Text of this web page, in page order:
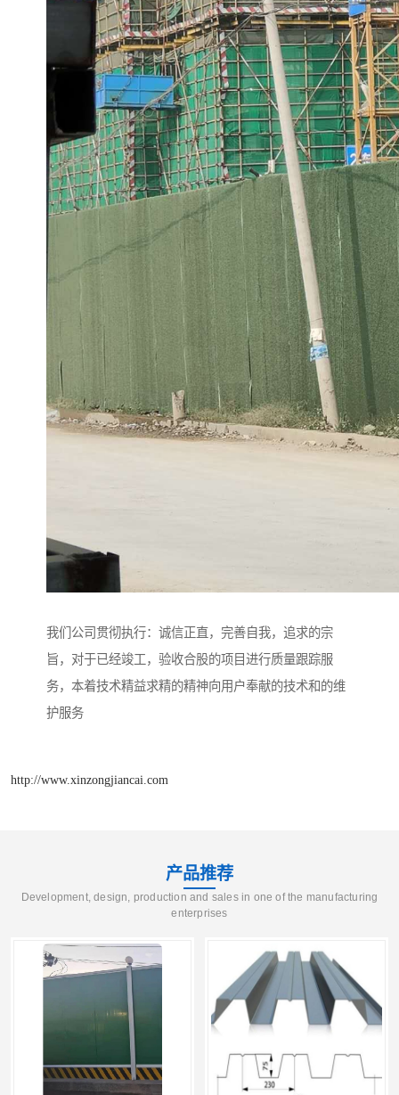
我们公司贯彻执行：诚信正直，完善自我，追求的宗
旨，对于已经竣工，验收合股的项目进行质量跟踪服
务，本着技术精益求精的精神向用户奉献的技术和的维
护服务
http://www.xinzongjiancai.com
产品推荐
Development, design, production and sales in one of the manufacturing
enterprises